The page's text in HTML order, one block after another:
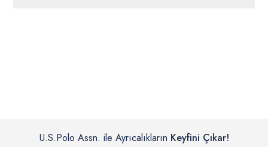
U.S.Polo Assn. ile Ayrıcalıkların Keyfini Çıkar!